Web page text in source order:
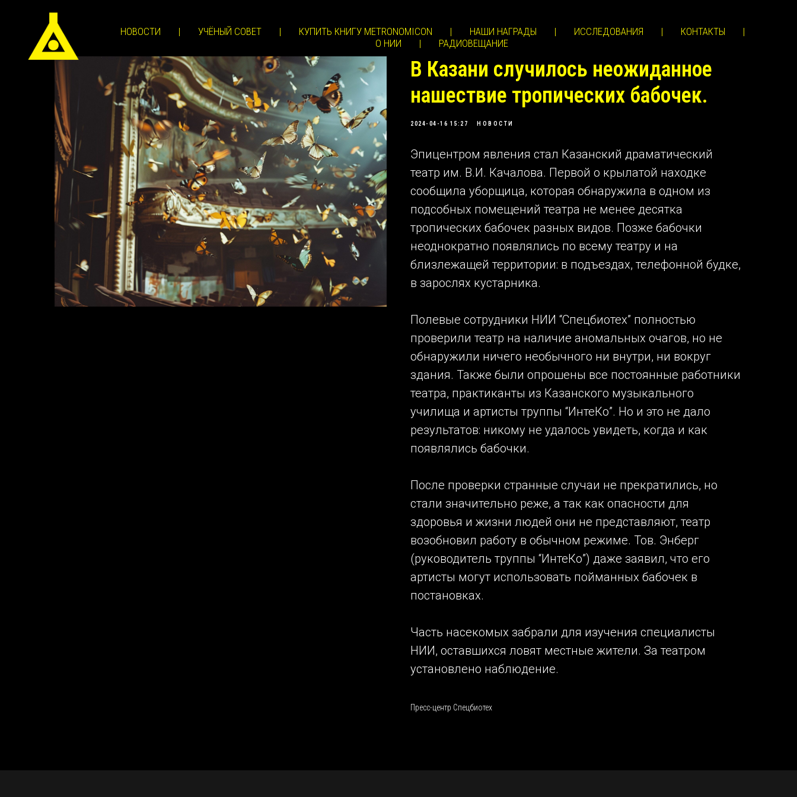
НОВОСТИ | УЧЁНЫЙ СОВЕТ | КУПИТЬ КНИГУ METRONOMICON | НАШИ НАГРАДЫ | ИССЛЕДОВАНИЯ | КОНТАКТЫ
|
О НИИ
| РАДИОВЕЩАНИЕ
В Казани случилось неожиданное
нашествие тропических бабочек.
2024-04-16 15:27 НОВОСТИ
Эпицентром явления стал Казанский драматический
театр им. В.И. Качалова. Первой о крылатой находке
сообщила уборщица, которая обнаружила в одном из
подсобных помещений театра не менее десятка
тропических бабочек разных видов. Позже бабочки
неоднократно появлялись по всему театру и на
близлежащей территории: в подъездах, телефонной будке,
в зарослях кустарника.
Полевые сотрудники НИИ “Спецбиотех” полностью
проверили театр на наличие аномальных очагов, но не
обнаружили ничего необычного ни внутри, ни вокруг
здания. Также были опрошены все постоянные работники
театра, практиканты из Казанского музыкального
училища и артисты труппы “ИнтеКо”. Но и это не дало
результатов: никому не удалось увидеть, когда и как
появлялись бабочки.
После проверки странные случаи не прекратились, но
стали значительно реже, а так как опасности для
здоровья и жизни людей они не представляют, театр
возобновил работу в обычном режиме. Тов. Энберг
(руководитель труппы “ИнтеКо”) даже заявил, что его
артисты могут использовать пойманных бабочек в
постановках.
Часть насекомых забрали для изучения специалисты
НИИ, оставшихся ловят местные жители. За театром
установлено наблюдение.
Пресс-центр Спецбиотех